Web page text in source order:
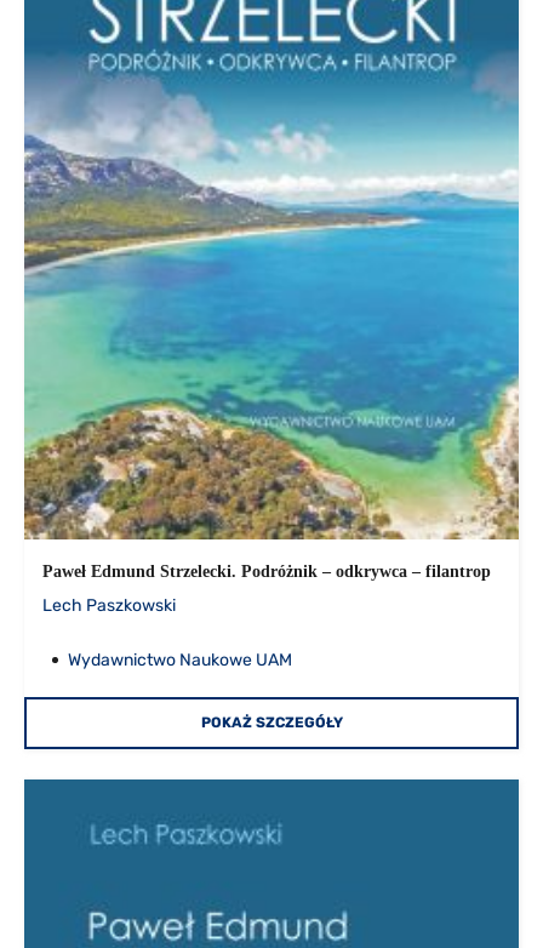
Paweł Edmund Strzelecki. Podróżnik – odkrywca – filantrop
Lech Paszkowski
Wydawnictwo Naukowe UAM
POKAŻ SZCZEGÓŁY